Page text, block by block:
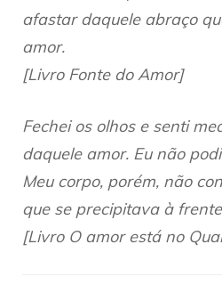
afastar daquele abraço
amor.
[Livro Fonte do Amor]
Fechei os olhos e senti
daquele amor. Eu não
Meu corpo, porém, não
que se precipitava à
[Livro O amor está no